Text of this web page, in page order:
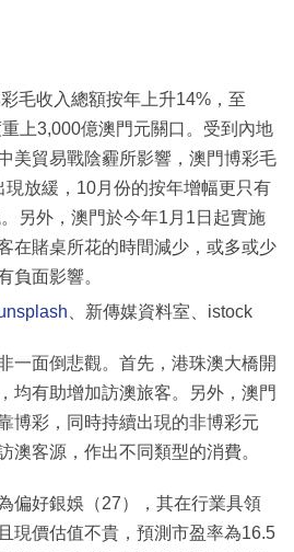
毛收入總額按年上升14%，至
上3,000億澳門元關口。受到內地
美貿易戰陰霾所影響，澳門博彩毛
放緩，10月份的按年增幅更只有
另外，澳門於今年1月1日起實施
在賭桌所花的時間減少，或多或少
負面影響。
、新傳媒資料室、istock
一面倒悲觀。首先，港珠澳大橋開
均有助增加訪澳旅客。另外，澳門
博彩，同時持續出現的非博彩元
澳客源，作出不同類型的消費。
偏好銀娛（27），其在行業具領
現價估值不貴，預測市盈率為16.5